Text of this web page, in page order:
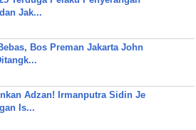
Jak...
Bos Preman Jakarta John
Adzan! Irmanputra Sidin Je
Is...